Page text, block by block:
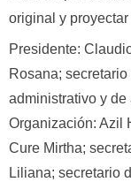
original y
Presidente:
Rosana;
administrativo y de
Organización: Azil
Cure Mirtha;
Liliana; secretario